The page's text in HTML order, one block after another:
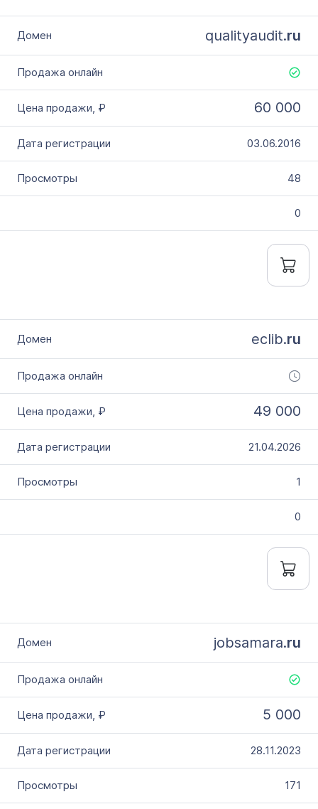
qualityaudit.ru
60 000
03.06.2016
48
0
eclib.ru
49 000
21.04.2026
1
0
jobsamara.ru
5 000
28.11.2023
171